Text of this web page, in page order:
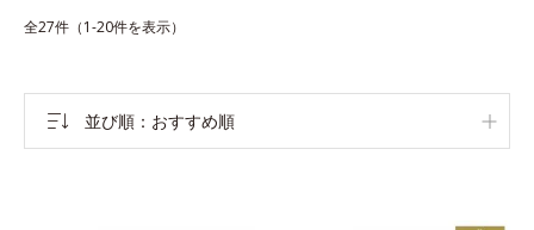
全27件（1-20件を表示）
並び順 おすすめ順